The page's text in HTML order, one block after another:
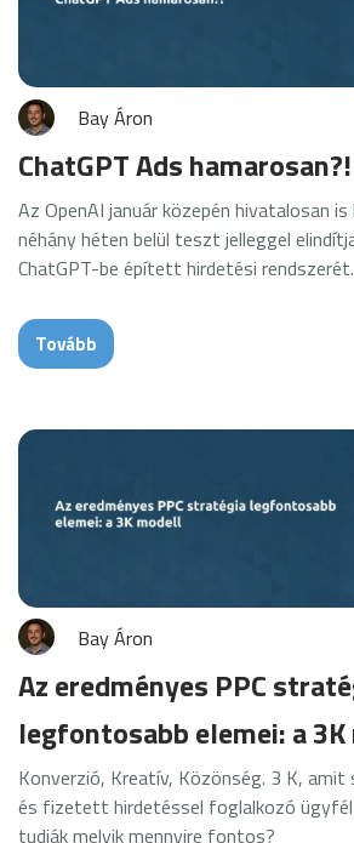
Bay Áron
ChatGPT Ads hamarosan?!
Az OpenAI január közepén hivatalosan
néhány héten belül teszt jelleggel
ChatGPT-be épített hirdetési rendszerét.
Tovább
Bay Áron
Az eredményes PPC
legfontosabb elemei: a
Konverzió, Kreatív, Közönség. 3 K, amit
és fizetett hirdetéssel foglalkozó ügyfél
tudják melyik mennyire fontos?